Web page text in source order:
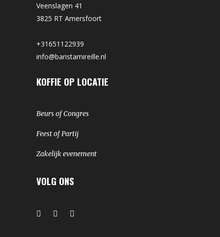
Veenslagen 41
3825 RT Amersfoort
+31651122939
info@baristamireille.nl
KOFFIE OP LOCATIE
Beurs of Congres
Feest of Partij
Zakelijk evenement
VOLG ONS